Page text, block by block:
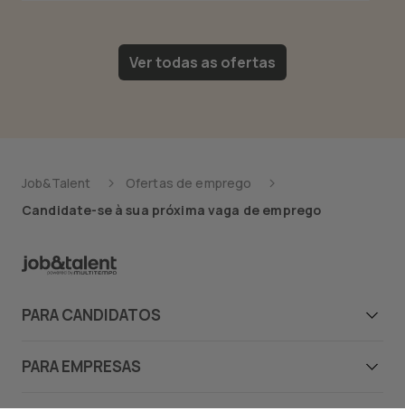
Ver todas as ofertas
Job&Talent
Ofertas de emprego
Candidate-se à sua próxima vaga de emprego
PARA CANDIDATOS
PARA EMPRESAS